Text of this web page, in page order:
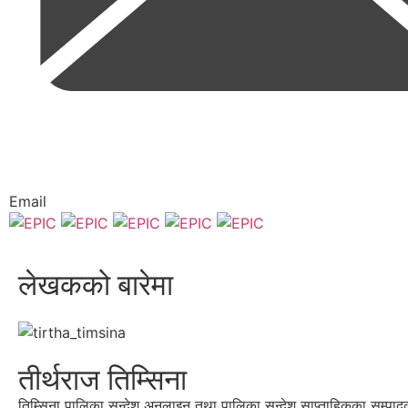
Email
लेखकको बारेमा
तीर्थराज तिम्सिना